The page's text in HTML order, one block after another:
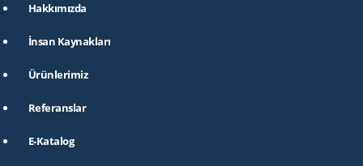
Hakkımızda
İnsan Kaynakları
Ürünlerimiz
Referanslar
E-Katalog